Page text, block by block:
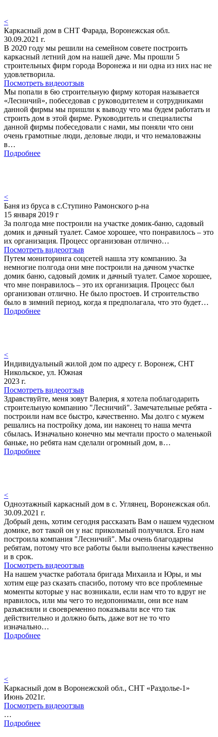
<
Каркасный дом в СНТ Фарада, Воронежская обл.
30.09.2021 г.
В 2020 году мы решили на семейном совете построить
каркасный летний дом на нашей даче. Мы прошли 5
строительных фирм города Воронежа и ни одна из них нас не
удовлетворила.
Посмотреть видеоотзыв
Мы попали в 6ю строительную фирму которая называется
«Лесничий», побеседовав с руководителем и сотрудниками
данной фирмы мы пришли к выводу что мы будем работать и
строить дом в этой фирме. Руководитель и специалисты
данной фирмы побеседовали с нами, мы поняли что они
очень грамотные люди, деловые люди, и что немаловажны
в…
Подробнее
<
Баня из бруса в с.Ступино Рамонского р-на
15 января 2019 г
За полгода мне построили на участке домик-баню, садовый
домик и дачный туалет. Самое хорошее, что понравилось – это
их организация. Процесс организован отлично…
Посмотреть видеоотзыв
Путем мониторинга соцсетей нашла эту компанию. За
немногие полгода они мне построили на дачном участке
домик баню, садовый домик и дачный туалет. Самое хорошее,
что мне понравилось – это их организация. Процесс был
организован отлично. Не было простоев. И строительство
было в зимний период, когда я предполагала, что это будет…
Подробнее
<
Индивидуальный жилой дом по адресу г. Воронеж, СНТ
Никольское, ул. Южная
2023 г.
Посмотреть видеоотзыв
Здравствуйте, меня зовут Валерия, я хотела поблагодарить
строительную компанию "Лесничий". Замечательные ребята -
построили нам все быстро, качественно. Мы долго с мужем
решались на постройку дома, ии наконец то наша мечта
сбылась. Изначально конечно мы мечтали просто о маленькой
баньке, но ребята нам сделали огромный дом, в…
Подробнее
<
Одноэтажный каркасный дом в с. Углянец, Воронежская обл.
30.09.2021 г.
Добрый день, хотим сегодня рассказать Вам о нашем чудесном
домике, вот такой он у нас прикольный получился. Его нам
построила компания "Лесничий". Мы очень благодарны
ребятам, потому что все работы были выполнены качественно
и в срок.
Посмотреть видеоотзыв
На нашем участке работала бригада Михаила и Юры, и мы
хотим еще раз сказать спасибо, потому что все проблемные
моменты которые у нас возникали, если нам что то вдруг не
нравилось, или мы чего то недопонимали, они все нам
разъясняли и своевременно показывали все что так
действительно и должно быть, даже вот не то что
изначально…
Подробнее
<
Каркасный дом в Воронежской обл., СНТ «Раздолье-1»
Июнь 2021г.
Посмотреть видеоотзыв
…
Подробнее